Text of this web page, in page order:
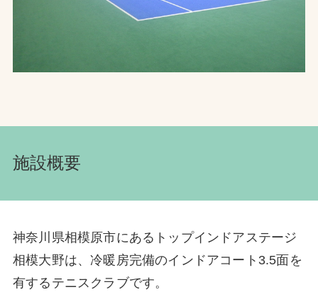
施設概要
神奈川県相模原市にあるトップインドアステージ
相模大野は、冷暖房完備のインドアコート3.5面を
有するテニスクラブです。